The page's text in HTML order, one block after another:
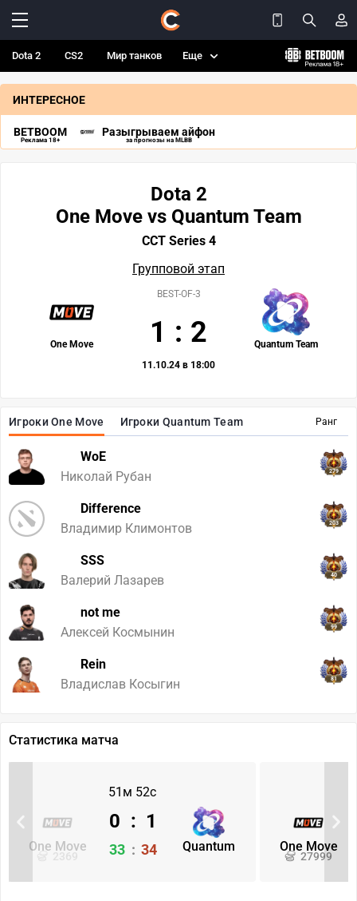
Dota 2 CS2 Мир танков Еще
ИНТЕРЕСНОЕ
BETBOOM
Реклама 18+
Разыгрываем айфон
за прогнозы на MLBB
Ранг
Игроки One Move Игроки Quantum Team
WoE
Николай Рубан
279
Difference
Владимир Климонтов
203
SSS
Валерий Лазарев
40
not me
Алексей Космынин
99
Rein
Владислав Косыгин
81
Dota 2
One Move vs Quantum Team
CCT Series 4
Групповой этап
One Move Quantum Team
BEST-OF-3
1 : 2
11.10.24 в 18:00
Статистика матча
51м 52с
One Move Quantum
0 : 1
33 : 34 One Move
27999